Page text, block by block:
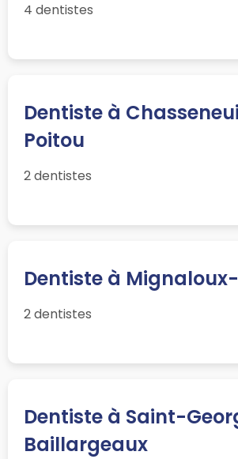
4 dentistes
Dentiste à
Poitou
2 dentistes
Dentiste à
2 dentistes
Dentiste à Saint-
Baillargeaux